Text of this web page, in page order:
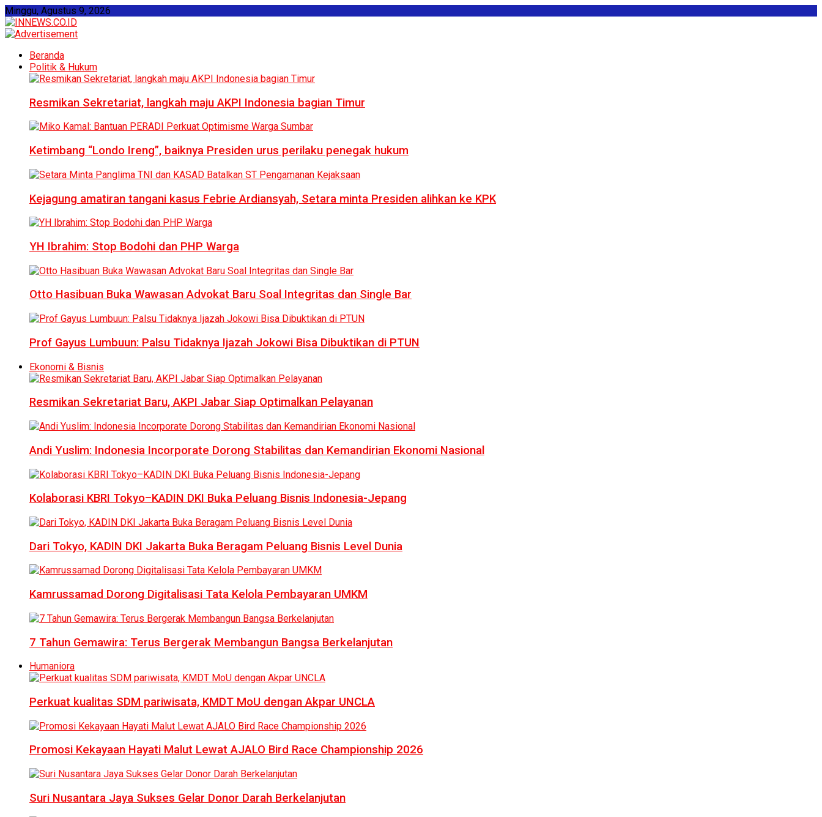
Minggu, Agustus 9, 2026
Beranda
Politik & Hukum
Resmikan Sekretariat, langkah maju AKPI Indonesia bagian Timur
Ketimbang “Londo Ireng”, baiknya Presiden urus perilaku penegak hukum
Kejagung amatiran tangani kasus Febrie Ardiansyah, Setara minta Presiden alihkan ke KPK
YH Ibrahim: Stop Bodohi dan PHP Warga
Otto Hasibuan Buka Wawasan Advokat Baru Soal Integritas dan Single Bar
Prof Gayus Lumbuun: Palsu Tidaknya Ijazah Jokowi Bisa Dibuktikan di PTUN
Ekonomi & Bisnis
Resmikan Sekretariat Baru, AKPI Jabar Siap Optimalkan Pelayanan
Andi Yuslim: Indonesia Incorporate Dorong Stabilitas dan Kemandirian Ekonomi Nasional
Kolaborasi KBRI Tokyo–KADIN DKI Buka Peluang Bisnis Indonesia-Jepang
Dari Tokyo, KADIN DKI Jakarta Buka Beragam Peluang Bisnis Level Dunia
Kamrussamad Dorong Digitalisasi Tata Kelola Pembayaran UMKM
7 Tahun Gemawira: Terus Bergerak Membangun Bangsa Berkelanjutan
Humaniora
Perkuat kualitas SDM pariwisata, KMDT MoU dengan Akpar UNCLA
Promosi Kekayaan Hayati Malut Lewat AJALO Bird Race Championship 2026
Suri Nusantara Jaya Sukses Gelar Donor Darah Berkelanjutan